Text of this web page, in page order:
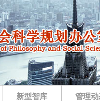
新型智库 管理